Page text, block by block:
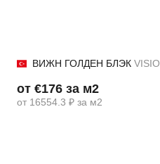
ВИЖН ГОЛДЕН БЛЭК
от €176 за м2
от 16554.3 ₽ за м2